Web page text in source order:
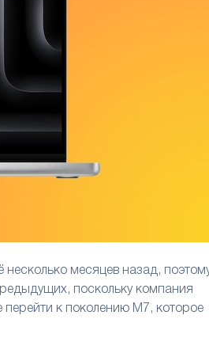
месяцев назад,
поскольку компания
перейти к поколению M7, которое